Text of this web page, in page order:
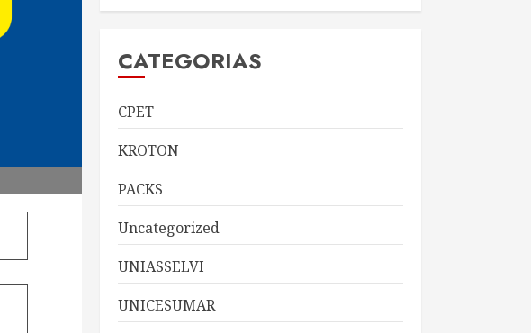
CATEGORIAS
CPET
KROTON
PACKS
Uncategorized
UNIASSELVI
UNICESUMAR